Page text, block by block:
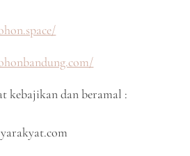
kebajikan dan beramal :